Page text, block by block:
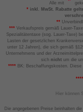
Alle mit
*inkl. MwSt. Rabatte
**
*** Verkaufspreis gemäß Lauer-
Spezialitätentaxe (sog. Lauer-Taxe)
Lasten der gesetzlichen
unter 12 Jahren), die sich gemäß
Unternehmens und der
sich nicht um die
****BK: Beschaffungskosten. Diese
Hier können
Die angegebenen Preise beinhalten